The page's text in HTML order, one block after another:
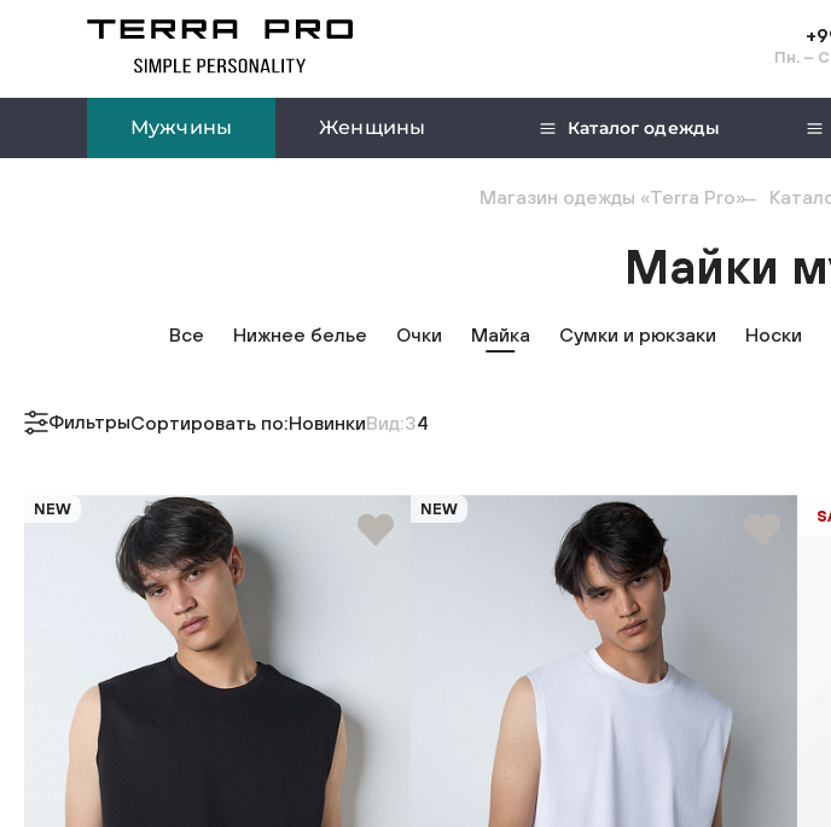
Пн. –
Мужчины Женщины Каталог одежды
Магазин одежды «Terra Pro»
Майки
Все Нижнее белье Очки Майка Сумки и рюкзаки Носки
ФильтрыСортировать по:НовинкиВид:34
NEW NEW